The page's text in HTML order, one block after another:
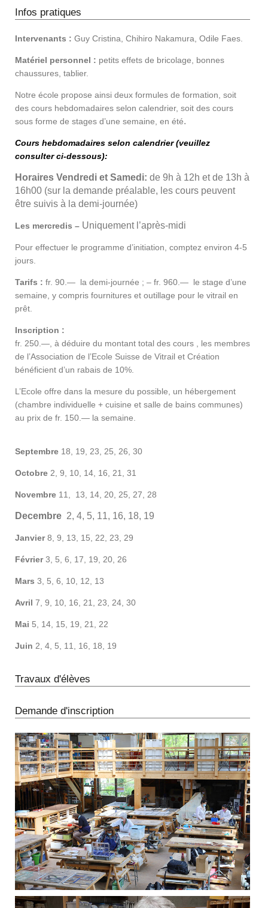
Infos pratiques
Intervenants : Guy Cristina, Chihiro Nakamura, Odile Faes.
Matériel personnel : petits effets de bricolage, bonnes
chaussures, tablier.
Notre école propose ainsi deux formules de formation, soit
des cours hebdomadaires selon calendrier, soit des cours
sous forme de stages d’une semaine, en été.
Cours hebdomadaires selon calendrier (veuillez
consulter ci-dessous):
Horaires Vendredi et Samedi: de 9h à 12h et de 13h à
16h00 (sur la demande préalable, les cours peuvent
être suivis à la demi-journée)
Les mercredis – Uniquement l’après-midi
Pour effectuer le programme d’initiation, comptez environ 4-5
jours.
Tarifs : fr. 90.— la demi-journée ; – fr. 960.— le stage d’une
semaine, y compris fournitures et outillage pour le vitrail en
prêt.
Inscription :
fr. 250.—, à déduire du montant total des cours , les membres
de l’Association de l’Ecole Suisse de Vitrail et Création
bénéficient d’un rabais de 10%.
L’Ecole offre dans la mesure du possible, un hébergement
(chambre individuelle + cuisine et salle de bains communes)
au prix de fr. 150.— la semaine.
Septembre 18, 19, 23, 25, 26, 30
Octobre 2, 9, 10, 14, 16, 21, 31
Novembre 11, 13, 14, 20, 25, 27, 28
Decembre 2, 4, 5, 11, 16, 18, 19
Janvier8, 9, 13, 15, 22, 23, 29
Février3, 5, 6, 17, 19, 20, 26
Mars 3, 5, 6, 10, 12, 13
Avril 7, 9, 10, 16, 21, 23, 24, 30
Mai 5, 14, 15, 19, 21, 22
Juin 2, 4, 5, 11, 16, 18, 19
Travaux d'élèves
Demande d'inscription